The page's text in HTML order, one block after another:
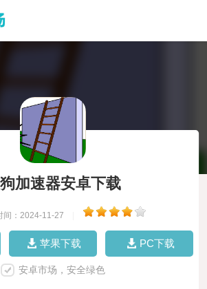
加速器安卓下载
间：2024-11-27
苹果下载 PC下载
安卓市场，安全绿色